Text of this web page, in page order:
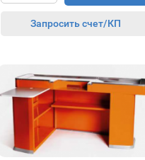
Запросить счет/КП